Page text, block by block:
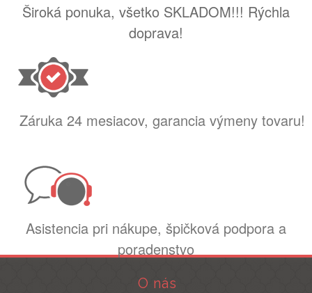
Široká ponuka, všetko SKLADOM!!! Rýchla
doprava!
Záruka 24 mesiacov, garancia výmeny tovaru!
Asistencia pri nákupe, špičková podpora a
poradenstvo
O nás